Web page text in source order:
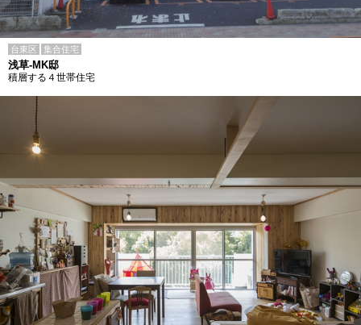
台東区 集合住宅
浅草-MK邸
積層する４世帯住宅